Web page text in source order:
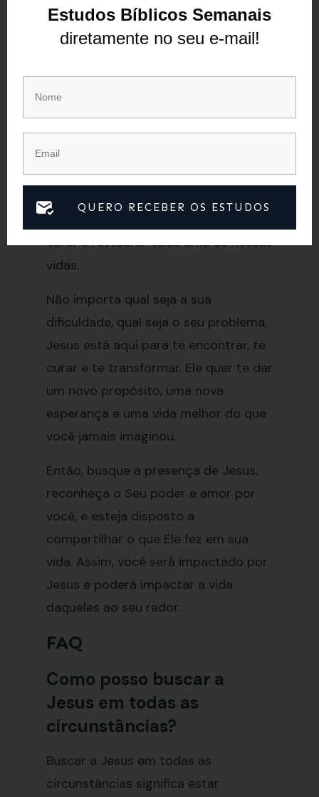
A história desse homem leproso nos
buscar a Jesus em todas as
circunstâncias, reconhecer o Seu
poder e amor por nós e compartilhar
o que Ele fez em nossa vida com
outras pessoas. Devemos lembrar
que, assim como Jesus curou esse
homem leproso, Ele também pode
curar e restaurar cada uma de nossas
vidas.
Não importa qual seja a sua
dificuldade, qual seja o seu problema,
Jesus está aqui para te encontrar, te
curar e te transformar. Ele quer te dar
um novo propósito, uma nova
esperança e uma vida melhor do que
você jamais imaginou.
Então, busque a presença de Jesus,
reconheça o Seu poder e amor por
você, e esteja disposto a
compartilhar o que Ele fez em sua
vida. Assim, você será impactado por
Jesus e poderá impactar a vida
daqueles ao seu redor.
FAQ
Como posso buscar a
Jesus em todas as
circunstâncias?
Buscar a Jesus em todas as
circunstâncias significa estar
Estudos Bíblicos Semanais
diretamente no seu e-mail!
QUERO RECEBER OS ESTUDOS